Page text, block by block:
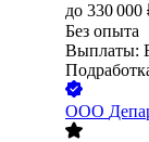
до 330 000
Без опыта
Выплаты:
ООО